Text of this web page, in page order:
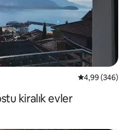
5 üzerinden
4,99 (346)
kiralık evler